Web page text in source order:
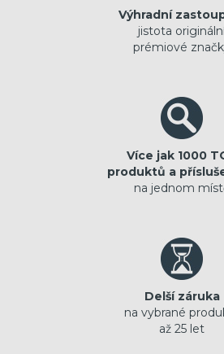
Výhradní
jistota
prémiové
Více jak 1000
produktů a
na jednom
Delší záruka
na vybrané
až 25 let